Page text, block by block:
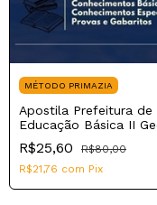
MÉTODO PRIMAZIA
Apostila Prefeitura
Educação Básica II
R$25,60
R$80,00
R$21,76 com Pix